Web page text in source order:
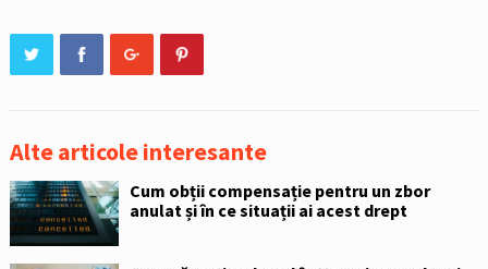
Alte articole interesante
Cum obții compensație pentru un zbor
anulat și în ce situații ai acest drept